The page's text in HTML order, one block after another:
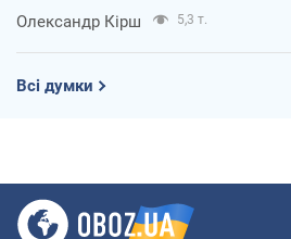
Олександр Кірш 5,3 т.
Всі думки